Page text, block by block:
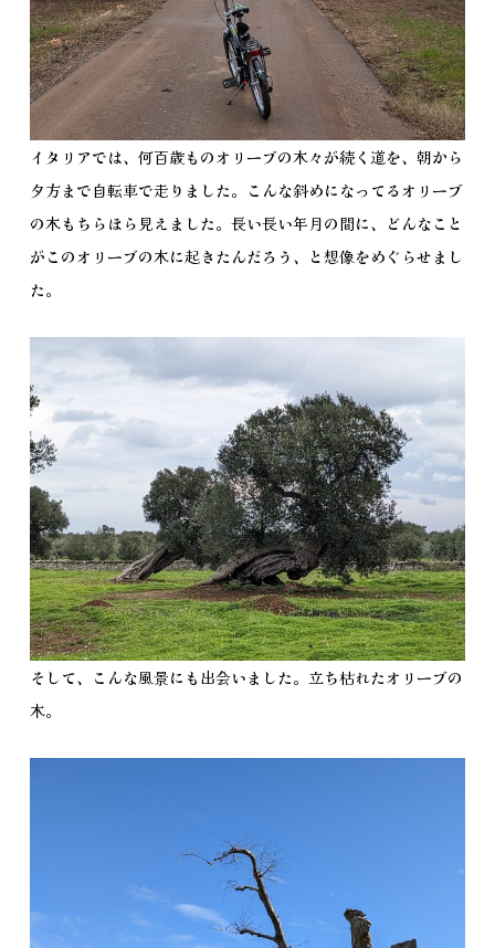
イタリアでは、何百歳ものオリーブの木々が続く道を、朝から
夕方まで自転車で走りました。こんな斜めになってるオリーブ
の木もちらほら見えました。長い長い年月の間に、どんなこと
がこのオリーブの木に起きたんだろう、と想像をめぐらせまし
た。
そして、こんな風景にも出会いました。立ち枯れたオリーブの
木。